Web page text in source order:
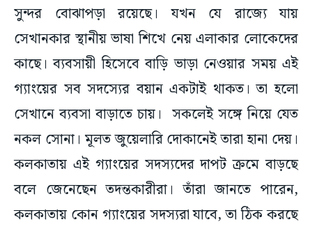
সুন্দর বোঝাপড়া রয়েছে। যখন যে রাজ্যে যায়
সেখানকার স্থানীয় ভাষা শিখে নেয় এলাকার লোকেদের
কাছে। ব্যবসায়ী হিসেবে বাড়ি ভাড়া নেওয়ার সময় এই
গ্যাংয়ের সব সদস্যের বয়ান একটাই থাকত। তা হলো
সেখানে ব্যবসা বাড়াতে চায়। সকলেই সঙ্গে নিয়ে যেত
নকল সোনা। মূলত জুয়েলারি দোকানেই তারা হানা দেয়।
কলকাতায় এই গ্যাংয়ের সদস্যদের দাপট ক্রমে বাড়ছে
বলে জেনেছেন তদন্তকারীরা। তাঁরা জানতে পারেন,
কলকাতায় কোন গ্যাংয়ের সদস্যরা যাবে, তা ঠিক করছে